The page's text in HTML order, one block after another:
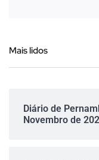
Mais lidos
Diário de
Novembro de